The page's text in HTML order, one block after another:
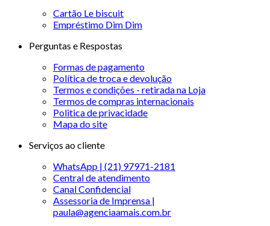
Cartão Le biscuit
Empréstimo Dim Dim
Perguntas e Respostas
Formas de pagamento
Política de troca e devolução
Termos e condições - retirada na Loja
Termos de compras internacionais
Politica de privacidade
Mapa do site
Serviços ao cliente
WhatsApp | (21) 97971-2181
Central de atendimento
Canal Confidencial
Assessoria de Imprensa |
paula@agenciaamais.com.br